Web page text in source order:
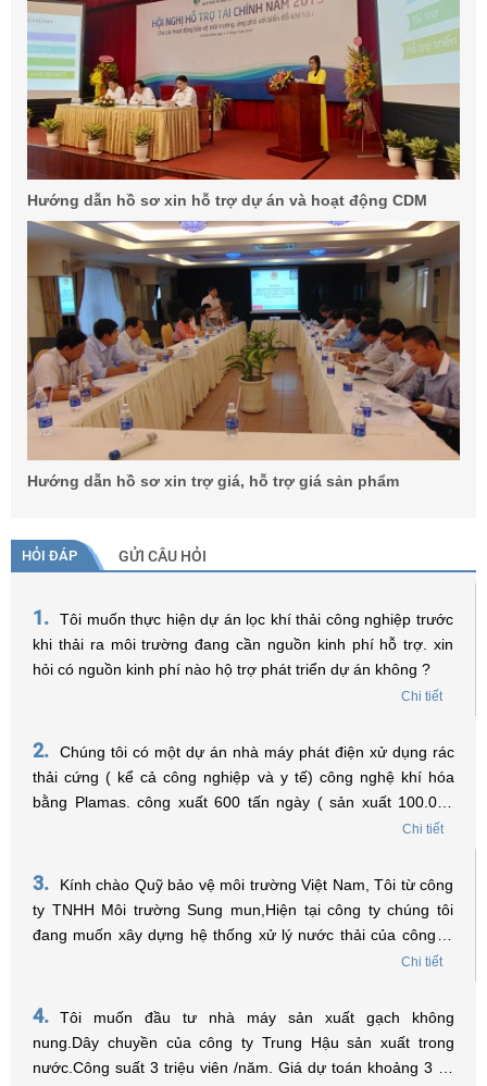
Hướng dẫn hồ sơ xin hỗ trợ dự án và hoạt động CDM
Hướng dẫn hồ sơ xin trợ giá, hỗ trợ giá sản phẩm
HỎI ĐÁP GỬI CÂU HỎI
1.
Tôi muốn thực hiện dự án lọc khí thải công nghiệp trước
khi thải ra môi trường đang cần nguồn kinh phí hỗ trợ. xin
hỏi có nguồn kinh phí nào hộ trợ phát triển dự án không ?
Chi tiết
2.
Chúng tôi có một dự án nhà máy phát điện xử dụng rác
thải cứng ( kể cả công nghiệp và y tế) công nghệ khí hóa
bằng Plamas. công xuất 600 tấn ngày ( sản xuất 100.000
MGW điện năm ) Tồng vốn đầu tư 60 triệu USD. Xin được
!
Chi tiết
3.
Kính chào Quỹ bảo vệ môi trường Việt Nam, Tôi từ công
ty TNHH Môi trường Sung mun,Hiện tại công ty chúng tôi
đang muốn xây dựng hệ thống xử lý nước thải của công ty
hồ sơ, thủ tục gì để có thể vay vốn ạ? Xin chân thành cảm
Chi tiết
4.
Tôi muốn đầu tư nhà máy sản xuất gạch không
nung.Dây chuyền của công ty Trung Hậu sản xuất trong
nước.Công suất 3 triệu viên /năm. Giá dự toán khoảng 3 tỷ.